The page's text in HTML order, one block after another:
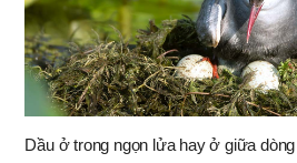
Dầu ở trong ngọn lửa hay ở giữa